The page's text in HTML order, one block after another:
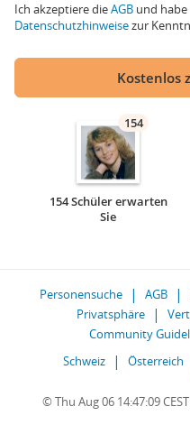
Ich akzeptiere dieAGB und habe
Datenschutzhinweisezur
Kostenlos
154
154 Schüler erwarten
Sie
Personensuche AGB
Privatsphäre
Community
Schweiz
Österreich
© Thu Aug 06 14:47:09